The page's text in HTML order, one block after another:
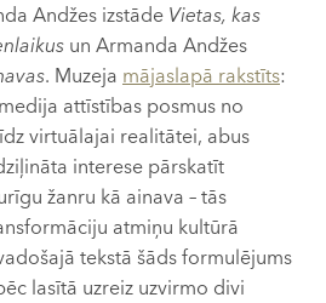
Andžes izstāde Vietas, kas
un Armanda Andžes
. Muzeja mājaslapā rakstīts:
attīstības posmus no
virtuālajai realitātei, abus
interese pārskatīt
žanru kā ainava – tās
atmiņu kultūrā
tekstā šāds formulējums
lasītā uzreiz uzvirmo divi